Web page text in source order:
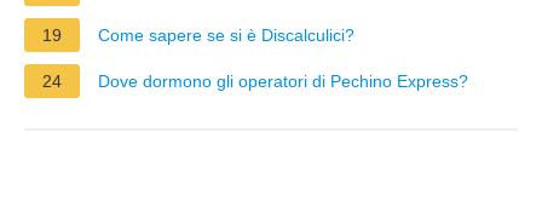
19 Come sapere se si è Discalculici?
24 Dove dormono gli operatori di Pechino Express?